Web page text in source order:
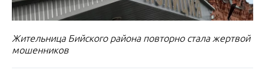
Жительница Бийского района повторно стала жертвой
мошенников